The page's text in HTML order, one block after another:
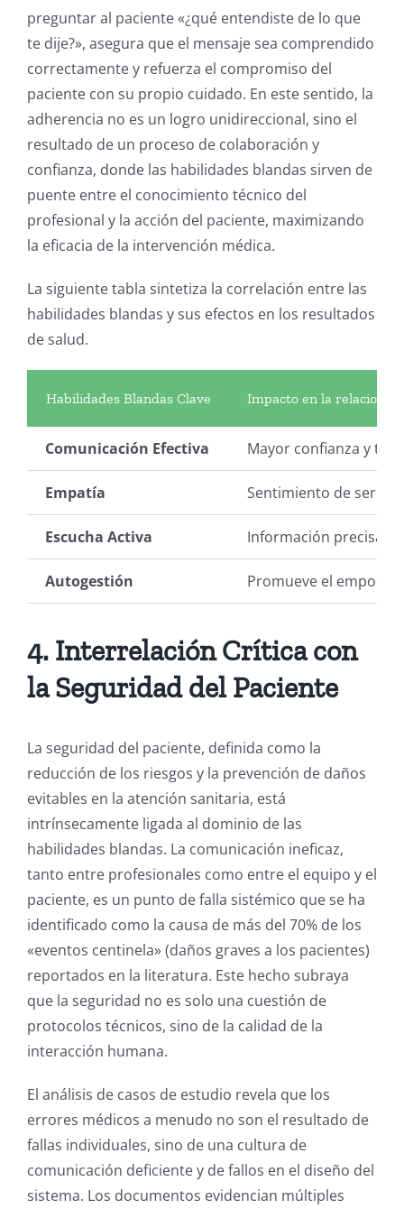
preguntar al paciente «¿qué entendiste de lo que
te dije?», asegura que el mensaje sea comprendido
correctamente y refuerza el compromiso del
paciente con su propio cuidado. En este sentido, la
adherencia no es un logro unidireccional, sino el
resultado de un proceso de colaboración y
confianza, donde las habilidades blandas sirven de
puente entre el conocimiento técnico del
profesional y la acción del paciente, maximizando
la eficacia de la intervención médica.
La siguiente tabla sintetiza la correlación entre las
habilidades blandas y sus efectos en los resultados
de salud.
Habilidades Blandas Clave Impacto en la relacion
Comunicación Efectiva Mayor confianza y
Empatía Sentimiento de ser
Escucha Activa Información precisa y
Autogestión Promueve el
4. Interrelación Crítica con
la Seguridad del Paciente
La seguridad del paciente, definida como la
reducción de los riesgos y la prevención de daños
evitables en la atención sanitaria, está
intrínsecamente ligada al dominio de las
habilidades blandas. La comunicación ineficaz,
tanto entre profesionales como entre el equipo y el
paciente, es un punto de falla sistémico que se ha
identificado como la causa de más del 70% de los
«eventos centinela» (daños graves a los pacientes)
reportados en la literatura. Este hecho subraya
que la seguridad no es solo una cuestión de
protocolos técnicos, sino de la calidad de la
interacción humana.
El análisis de casos de estudio revela que los
errores médicos a menudo no son el resultado de
fallas individuales, sino de una cultura de
comunicación deficiente y de fallos en el diseño del
sistema. Los documentos evidencian múltiples